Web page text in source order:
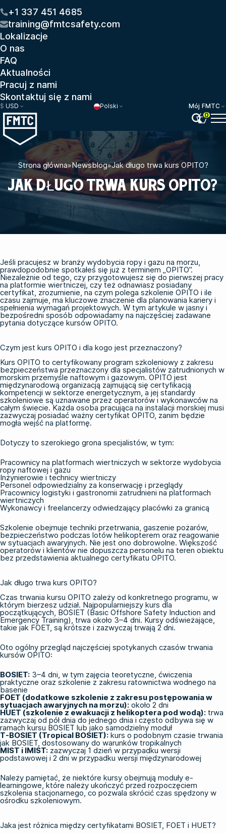
+1 337 451 4685
training@fmtcsafety.com
Lokalizacje
O nas
FAQ
Aktualności
Pracuj z nami
Skontaktuj się z nami
$ USD Polski
Mój FMTC
0
Strona główna»Newsblog»Jak długo trwa kurs OPITO?
JAK DŁUGO TRWA KURS OPITO?
Jeśli pracujesz w branży wydobycia ropy i gazu na morzu,
prawdopodobnie spotkałeś się już z terminem „OPITO”.
Niezależnie od tego, czy przygotowujesz się do pierwszej pracy
na platformie wiertniczej, czy też odnawiasz posiadany
certyfikat, zrozumienie, na czym polega szkolenie OPITO i ile
czasu zajmuje, ma kluczowe znaczenie dla planowania kariery i
spełnienia wymagań projektowych. W tym artykule w jasny i
bezpośredni sposób odpowiadamy na najczęściej zadawane
pytania dotyczące kursów OPITO.
Czym jest kurs OPITO i dla kogo jest przeznaczony?
Kurs OPITO to certyfikowany program szkoleniowy z zakresu
bezpieczeństwa przeznaczony dla specjalistów zatrudnionych w
morskim przemyśle naftowym i gazowym. OPITO jest
międzynarodową organizacją zajmującą się certyfikacją
kompetencji w sektorze energetycznym, a jej standardy
szkoleniowe są uznawane przez operatorów i wykonawców na
całym świecie. Każda osoba pracująca na instalacji morskiej musi
zazwyczaj posiadać ważny certyfikat OPITO, zanim będzie
mogła wejść na platformę.
Dotyczy to szerokiego grona specjalistów, w tym:
Pracownicy na platformach wiertniczych w sektorze wydobycia
ropy naftowej i gazu
Inżynierowie i technicy wiertniczy
Personel odpowiedzialny za konserwację i przeglądy
Pracownicy logistyki i gastronomii zatrudnieni na platformach
wiertniczych
Wykonawcy i freelancerzy odwiedzający placówki za granicą
Szkolenie obejmuje techniki przetrwania, gaszenie pożarów,
bezpieczeństwo podczas lotów helikopterem oraz reagowanie
w sytuacjach awaryjnych. Nie jest ono dobrowolne. Większość
operatorów i klientów nie dopuszcza personelu na teren obiektu
bez przedstawienia aktualnego certyfikatu OPITO.
Jak długo trwa kurs OPITO?
Czas trwania kursu OPITO zależy od konkretnego programu, w
którym bierzesz udział. Najpopularniejszy kurs dla
początkujących, BOSIET (Basic Offshore Safety Induction and
Emergency Training), trwa około 3–4 dni. Kursy odświeżające,
takie jak FOET, są krótsze i zazwyczaj trwają 2 dni.
Oto ogólny przegląd najczęściej spotykanych czasów trwania
kursów OPITO:
BOSIET: 3–4 dni, w tym zajęcia teoretyczne, ćwiczenia
praktyczne oraz szkolenie z zakresu ratownictwa wodnego na
basenie
FOET (dodatkowe szkolenie z zakresu postępowania w
sytuacjach awaryjnych na morzu): około 2 dni
HUET (szkolenie z ewakuacji z helikoptera pod wodą): trwa
zazwyczaj od pół dnia do jednego dnia i często odbywa się w
ramach kursu BOSIET lub jako samodzielny moduł
T-BOSIET (Tropical BOSIET): kurs o podobnym czasie trwania
jak BOSIET, dostosowany do warunków tropikalnych
MIST i IMIST: zazwyczaj 1 dzień w przypadku wersji
podstawowej i 2 dni w przypadku wersji międzynarodowej
Należy pamiętać, że niektóre kursy obejmują moduły e-
learningowe , które należy ukończyć przed rozpoczęciem
szkolenia stacjonarnego, co pozwala skrócić czas spędzony w
ośrodku szkoleniowym.
Jaka jest różnica między certyfikatami BOSIET, FOET i HUET?